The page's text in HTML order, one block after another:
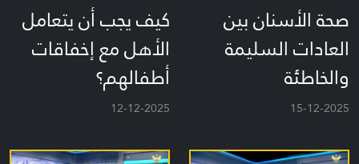
صحة الأسنان بين
العادات السليمة
والخاطئة
15-12-2025
كيف يجب أن يتعامل
الأهل مع إخفاقات
أطفالهم؟
12-12-2025